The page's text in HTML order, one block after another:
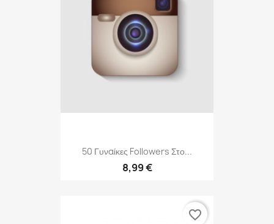
50 Γυναίκες Followers Στο...
8,99 €
favorite_border